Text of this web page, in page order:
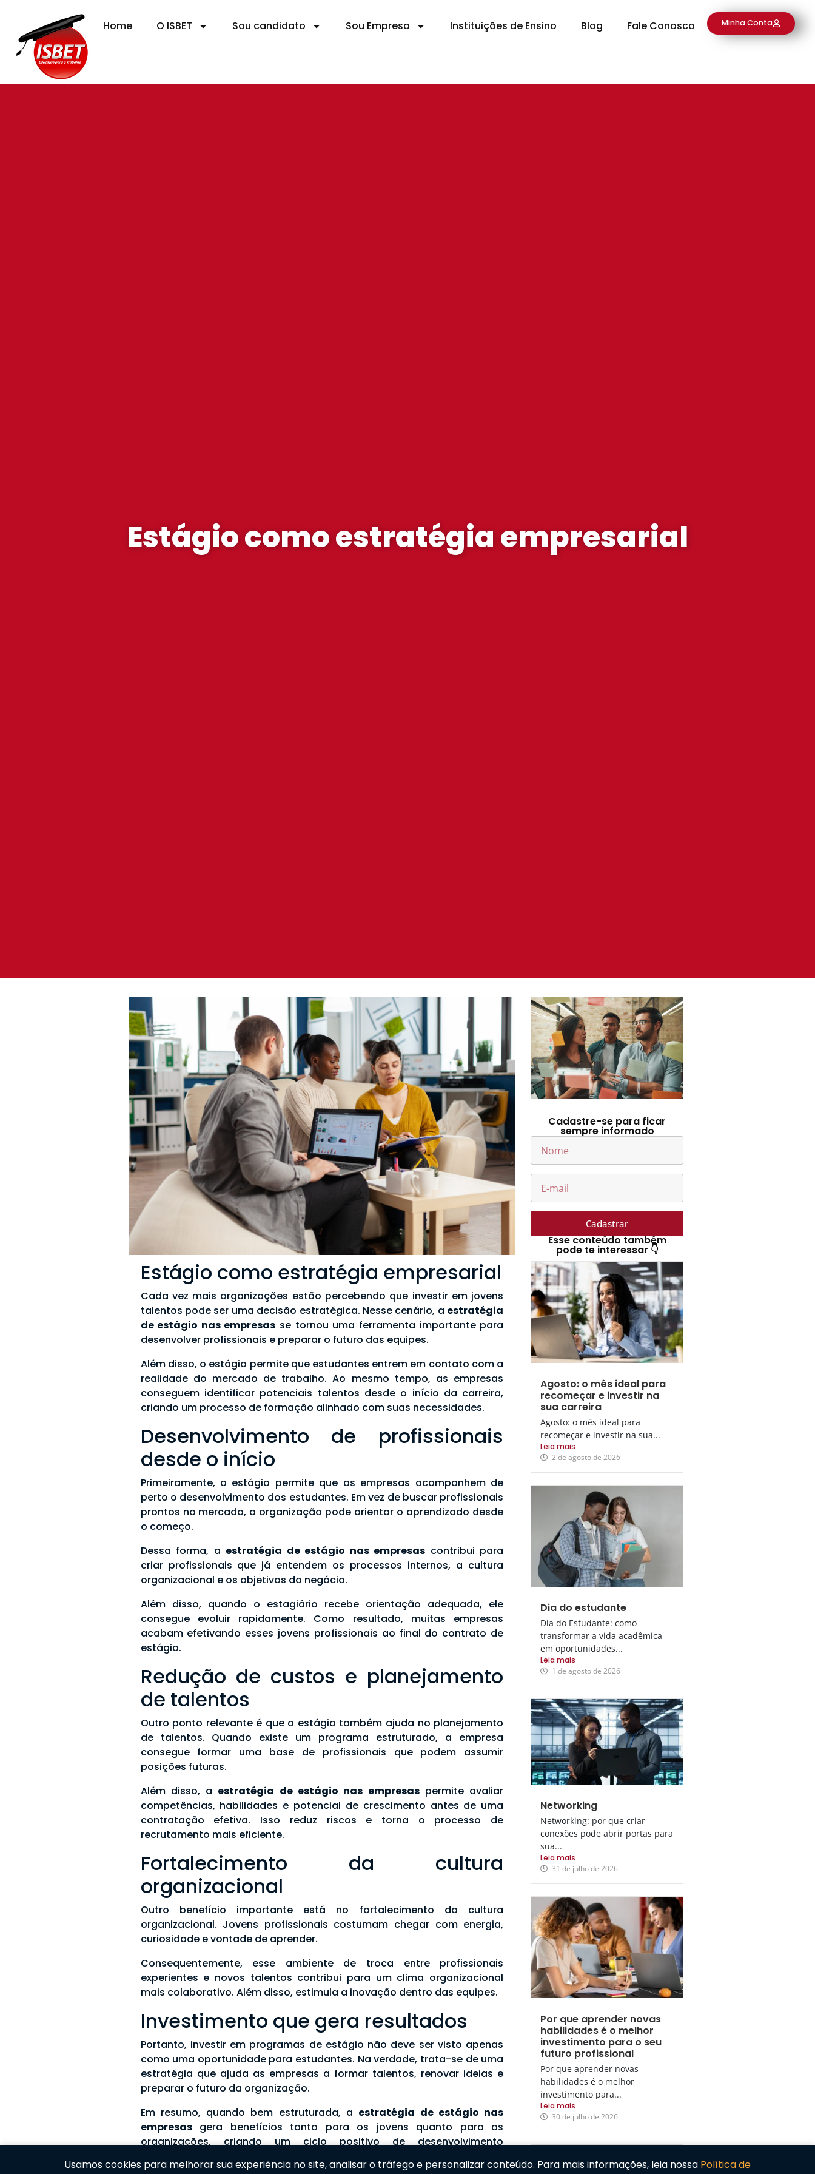
Home O ISBET Sou candidato Sou Empresa Instituições de Ensino Blog Fale Conosco Minha Conta
Estágio como estratégia empresarial
Estágio como estratégia empresarial
Cada vez mais organizações estão percebendo que investir em jovens
talentos pode ser uma decisão estratégica. Nesse cenário, a estratégia
de estágio nas empresas se tornou uma ferramenta importante para
desenvolver profissionais e preparar o futuro das equipes.
Além disso, o estágio permite que estudantes entrem em contato com a
realidade do mercado de trabalho. Ao mesmo tempo, as empresas
conseguem identificar potenciais talentos desde o início da carreira,
criando um processo de formação alinhado com suas necessidades.
Desenvolvimento de profissionais
desde o início
Primeiramente, o estágio permite que as empresas acompanhem de
perto o desenvolvimento dos estudantes. Em vez de buscar profissionais
prontos no mercado, a organização pode orientar o aprendizado desde
o começo.
Dessa forma, a estratégia de estágio nas empresas contribui para
criar profissionais que já entendem os processos internos, a cultura
organizacional e os objetivos do negócio.
Além disso, quando o estagiário recebe orientação adequada, ele
consegue evoluir rapidamente. Como resultado, muitas empresas
acabam efetivando esses jovens profissionais ao final do contrato de
estágio.
Redução de custos e planejamento
de talentos
Outro ponto relevante é que o estágio também ajuda no planejamento
de talentos. Quando existe um programa estruturado, a empresa
consegue formar uma base de profissionais que podem assumir
posições futuras.
Além disso, a estratégia de estágio nas empresaspermite avaliar
competências, habilidades e potencial de crescimento antes de uma
contratação efetiva. Isso reduz riscos e torna o processo de
recrutamento mais eficiente.
Fortalecimento da cultura
organizacional
Outro benefício importante está no fortalecimento da cultura
organizacional. Jovens profissionais costumam chegar com energia,
curiosidade e vontade de aprender.
Consequentemente, esse ambiente de troca entre profissionais
experientes e novos talentos contribui para um clima organizacional
mais colaborativo. Além disso, estimula a inovação dentro das equipes.
Investimento que gera resultados
Portanto, investir em programas de estágio não deve ser visto apenas
como uma oportunidade para estudantes. Na verdade, trata-se de uma
estratégia que ajuda as empresas a formar talentos, renovar ideias e
preparar o futuro da organização.
Em resumo, quando bem estruturada, a estratégia de estágio nas
empresasgera benefícios tanto para os jovens quanto para as
organizações, criando um ciclo positivo de desenvolvimento
Cadastre-se para ficar
sempre informado
Cadastrar
Esse conteúdo também
pode te interessar 👇
Agosto: o mês ideal para
recomeçar e investir na
sua carreira
Agosto: o mês ideal para
recomeçar e investir na sua...
Leia mais
2 de agosto de 2026
Dia do estudante
Dia do Estudante: como
transformar a vida acadêmica
em oportunidades...
Leia mais
1 de agosto de 2026
Networking
Networking: por que criar
conexões pode abrir portas para
sua...
Leia mais
31 de julho de 2026
Por que aprender novas
habilidades é o melhor
investimento para o seu
futuro profissional
Por que aprender novas
habilidades é o melhor
investimento para...
Leia mais
30 de julho de 2026
Usamos cookies para melhorar sua experiência no site, analisar o tráfego e personalizar conteúdo. Para mais informações, leia nossa Política de